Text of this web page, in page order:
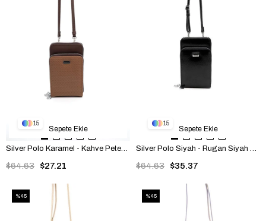
15
Silver Polo Karamel - Kahve Petek Kadın Telefon Çantası SP1011
$27.21
$64.63
Sepete Ekle
15
Silver Polo Siyah - Rugan Siyah Alaska Kadın Telefon Çantası SP1011
$35.37
$64.63
Sepete Ekle
%45 %45